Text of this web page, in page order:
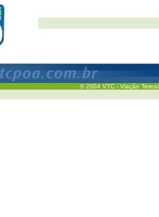
® 2004 VTC - Viação